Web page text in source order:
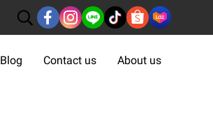
Blog Contact us About us